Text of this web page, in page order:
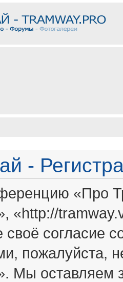
-
«Про
«http://
своё
пожалуйста,
Мы оставляем